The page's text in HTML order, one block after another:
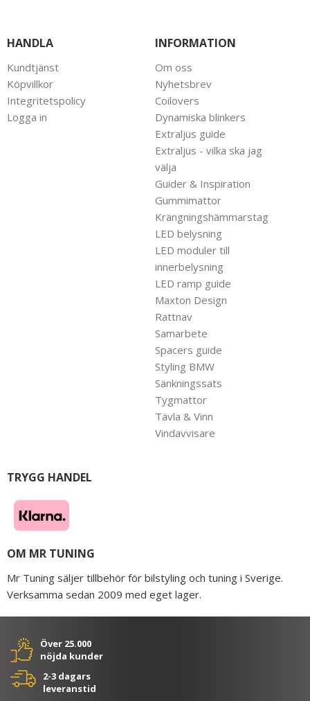
HANDLA
Kundtjänst
Köpvillkor
Integritetspolicy
Logga in
INFORMATION
Om oss
Nyhetsbrev
Coilovers
Dynamiska blinkers
Extraljus guide
Extraljus - vilka ska jag
välja
Guider & Inspiration
Gummimattor
Krängningshämmarstag
LED belysning
LED moduler till
innerbelysning
LED ramp guide
Maxton Design
Rattnav
Samarbete
Spacers guide
Styling BMW
Sänkningssats
Tygmattor
Tävla & Vinn
Vindavvisare
TRYGG HANDEL
OM MR TUNING
Mr Tuning säljer tillbehör för bilstyling och tuning i Sverige.
Verksamma sedan 2009 med eget lager.
Över 25.000
nöjda kunder
2-3 dagars
leveranstid